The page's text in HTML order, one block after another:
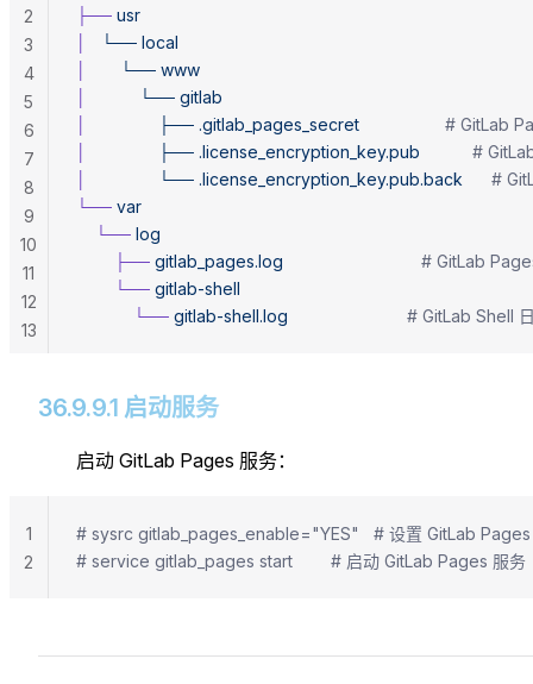
├── usr
   └──
local
       └──
www
           └──
gitlab
               ├──
.gitlab_pages_secret
#
               ├──
.license_encryption_key.pub
#
               └──
.license_encryption_key.pub.back
#
└── var
    └──
log
        ├──
gitlab_pages.log
# GitLab
        └──
gitlab-shell
            └──
gitlab-shell.log
# GitLab Shell
2
3
4
5
6
7
8
9
10
11
12
13
36.9.9.1 启动服务
启动 GitLab Pages 服务：
# sysrc gitlab_pages_enable="YES"   # 设置 GitLab Pages
# service gitlab_pages start        # 启动 GitLab Pages 服务
1
2